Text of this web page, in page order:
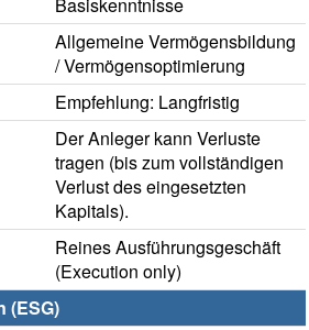
Basiskenntnisse
Allgemeine Vermögensbildung
/ Vermögensoptimierung
Empfehlung: Langfristig
Der Anleger kann Verluste
tragen (bis zum vollständigen
Verlust des eingesetzten
Kapitals).
Reines Ausführungsgeschäft
(Execution only)
(ESG)